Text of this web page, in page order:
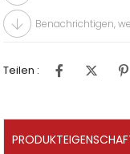
Benachrichtigen,
Teilen :